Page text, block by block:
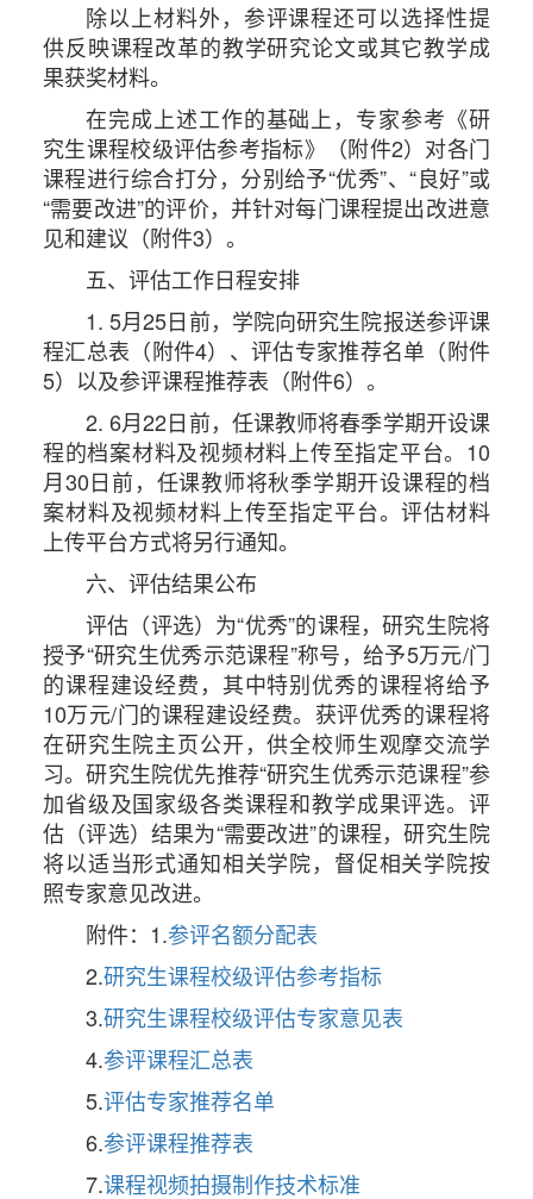
除以上材料外，参评课程还可以选择性提
供反映课程改革的教学研究论文或其它教学成
果获奖材料。
在完成上述工作的基础上，专家参考《研
究生课程校级评估参考指标》（附件2）对各门
课程进行综合打分，分别给予“优秀”、“良好”或
“需要改进”的评价，并针对每门课程提出改进意
见和建议（附件3）。
五、评估工作日程安排
1. 5月25日前，学院向研究生院报送参评课
程汇总表（附件4）、评估专家推荐名单（附件
5）以及参评课程推荐表（附件6）。
2. 6月22日前，任课教师将春季学期开设课
程的档案材料及视频材料上传至指定平台。10
月30日前，任课教师将秋季学期开设课程的档
案材料及视频材料上传至指定平台。评估材料
上传平台方式将另行通知。
六、评估结果公布
评估（评选）为“优秀”的课程，研究生院将
授予“研究生优秀示范课程”称号，给予5万元/门
的课程建设经费，其中特别优秀的课程将给予
10万元/门的课程建设经费。获评优秀的课程将
在研究生院主页公开，供全校师生观摩交流学
习。研究生院优先推荐“研究生优秀示范课程”参
加省级及国家级各类课程和教学成果评选。评
估（评选）结果为“需要改进”的课程，研究生院
将以适当形式通知相关学院，督促相关学院按
照专家意见改进。
附件：1.参评名额分配表
2.研究生课程校级评估参考指标
3.研究生课程校级评估专家意见表
4.参评课程汇总表
5.评估专家推荐名单
6.参评课程推荐表
7.课程视频拍摄制作技术标准